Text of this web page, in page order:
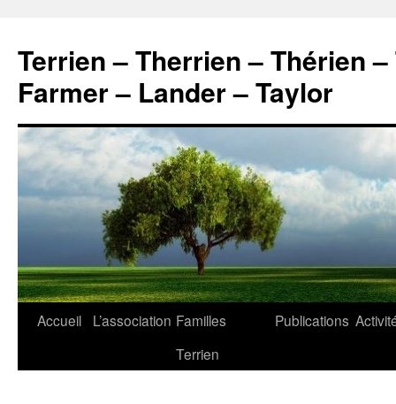
contenu
Terrien – Therrien – Thérien
Farmer – Lander – Taylor
Accueil L’association Familles
Terrien
Publications